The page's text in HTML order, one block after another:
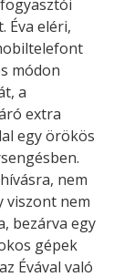
Éva eléri,
módon
a
extra
egy örökös
nem
viszont nem
bezárva egy
gépek
Évával való